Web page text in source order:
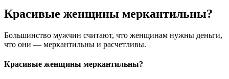
Красивые женщины меркантильны?
Большинство мужчин считают, что женщинам нужны деньги,
что они — меркантильны и расчетливы.
Красивые женщины меркантильны?